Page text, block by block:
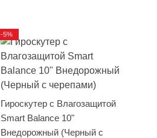
Гироскутер с Влагозащитой
Smart Balance 10"
Внедорожный (Черный с
-5%